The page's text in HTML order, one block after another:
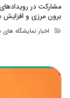
مشارکت در
برون مرزی و افزایش
اخبار نمایشگاه